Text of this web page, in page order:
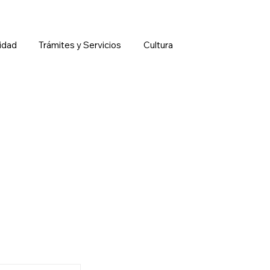
Trámites y Servicios Cultura